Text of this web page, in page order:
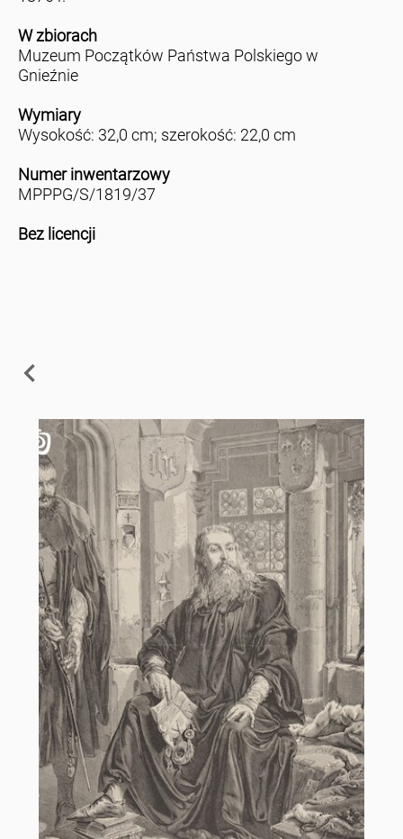
W zbiorach
Muzeum Początków Państwa Polskiego w
Gnieźnie
Wymiary
Wysokość: 32,0 cm; szerokość: 22,0 cm
Numer inwentarzowy
MPPPG/S/1819/37
Bez licencji